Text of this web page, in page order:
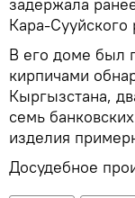
Кара-Сууйского
В его доме был
кирпичами
Кыргызстана,
семь
изделия
Досудебное